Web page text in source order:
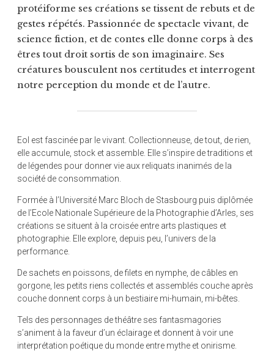
protéiforme ses créations se tissent de rebuts et de
gestes répétés. Passionnée de spectacle vivant, de
science fiction, et de contes elle donne corps à des
êtres tout droit sortis de son imaginaire. Ses
créatures bousculent nos certitudes et interrogent
notre perception du monde et de l’autre.
Eol est fascinée par le vivant. Collectionneuse, de tout, de rien,
elle accumule, stock et assemble. Elle s’inspire de traditions et
de légendes pour donner vie aux reliquats inanimés de la
société de consommation.
Formée à l’Université Marc Bloch de Stasbourg puis diplômée
de l’Ecole Nationale Supérieure de la Photographie d’Arles, ses
créations se situent à la croisée entre arts plastiques et
photographie. Elle explore, depuis peu, l’univers de la
performance.
De sachets en poissons, de filets en nymphe, de câbles en
gorgone, les petits riens collectés et assemblés couche après
couche donnent corps à un bestiaire mi-humain, mi-bêtes.
Tels des personnages de théâtre ses fantasmagories
s’animent à la faveur d’un éclairage et donnent à voir une
interprétation poétique du monde entre mythe et onirisme.